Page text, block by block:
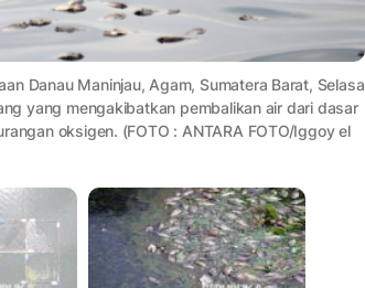
Danau Maninjau, Agam, Sumatera Barat, Selasa
yang mengakibatkan pembalikan air dari dasar
oksigen. (FOTO : ANTARA FOTO/Iggoy el